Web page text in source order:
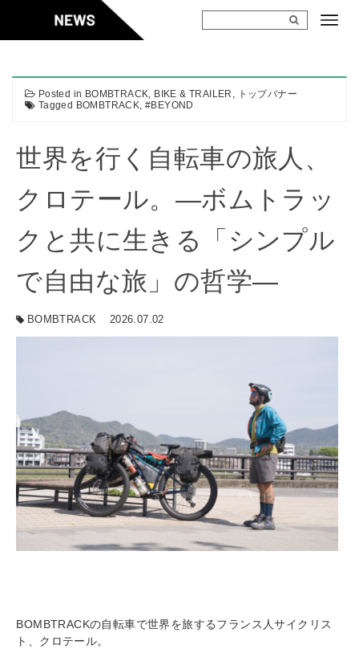
content
Posted in BOMBTRACK, BIKE & TRAILER , トップバナー
Tagged BOMBTRACK,#BEYOND
世界を行く自転車の旅人、
クロテール。―ボムトラッ
クと共に生きる「シンプル
で自由な旅」の哲学―
BOMBTRACK 2026.07.02
BOMBTRACKの自転車で世界を旅するフランス人サイクリス
ト、クロテール。